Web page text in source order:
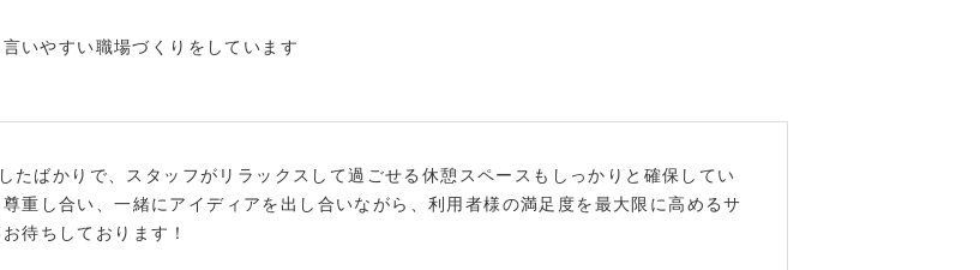
いやすい職場づくりをしています
ばかりで、スタッフがリラックスして過ごせる休憩スペースもしっかりと確保してい
重し合い、一緒にアイディアを出し合いながら、利用者様の満足度を最大限に高めるサ
待ちしております！